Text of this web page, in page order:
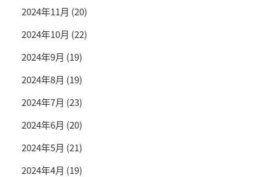
2024年11月 (20)
2024年10月 (22)
2024年9月 (19)
2024年8月 (19)
2024年7月 (23)
2024年6月 (20)
2024年5月 (21)
2024年4月 (19)